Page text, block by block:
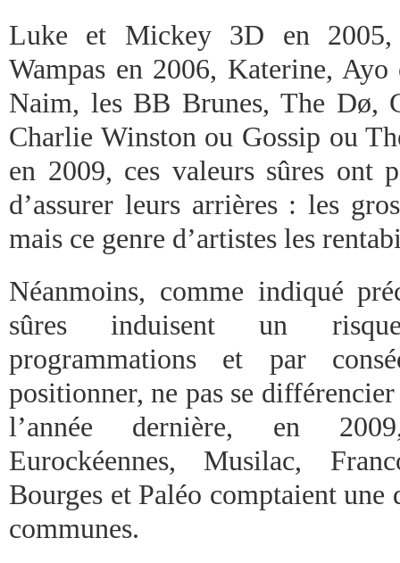
Luke et Mickey 3D en
Wampas en 2006, Katerine,
Naim, les BB Brunes, The Dø,
Charlie Winston ou Gossip ou
en 2009, ces valeurs sûres ont
d’assurer leurs arrières : les
mais ce genre d’artistes les
Néanmoins, comme indiqué
sûres induisent un
programmations et par
positionner, ne pas se
l’année dernière, en
Eurockéennes, Musilac,
Bourges et Paléo comptaient une
communes.